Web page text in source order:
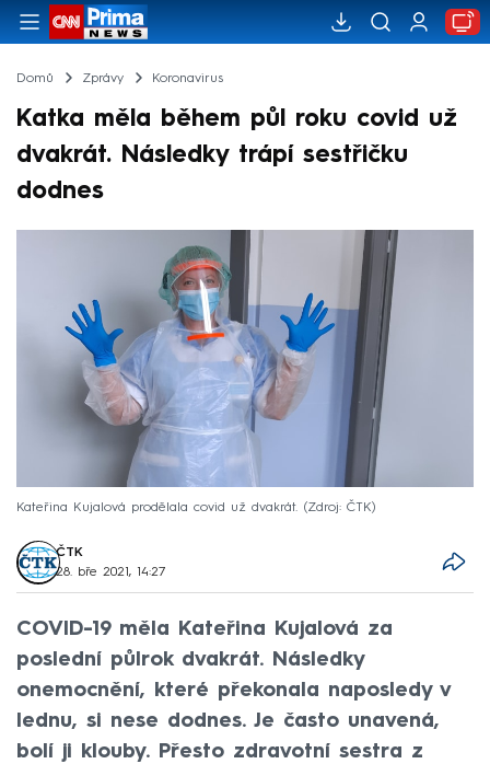
Domů Zprávy Koronavirus
Katka měla během půl roku covid už
dvakrát. Následky trápí sestřičku
dodnes
Kateřina Kujalová prodělala covid už dvakrát. Zdroj: ČTK
ČTK
28. bře 2021, 14:27
COVID-19 měla Kateřina Kujalová za
poslední půlrok dvakrát. Následky
onemocnění, které překonala naposledy v
lednu, si nese dodnes. Je často unavená,
bolí ji klouby. Přesto zdravotní sestra z